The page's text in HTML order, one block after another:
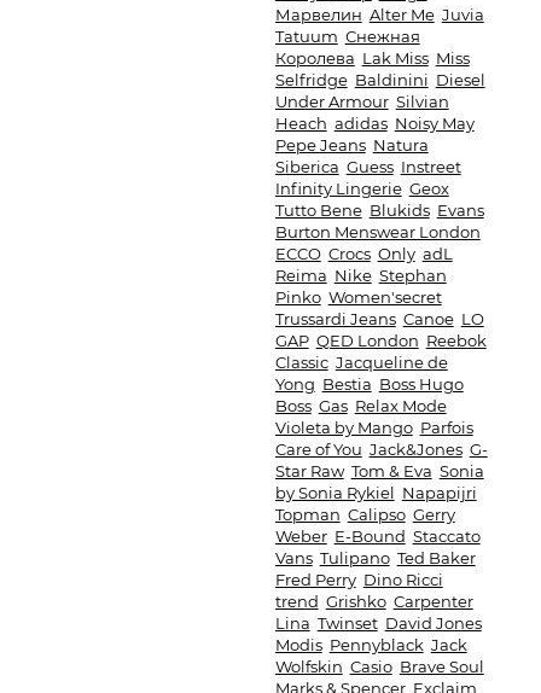
Марвелин Alter Me Juvia
Tatuum Снежная
Королева Lak Miss Miss
Selfridge Baldinini Diesel
Under Armour Silvian
Heach adidas Noisy May
Pepe Jeans Natura
Siberica Guess Instreet
Infinity Lingerie Geox
Tutto Bene Blukids Evans
Burton Menswear London
ECCO Crocs Only adL
Reima Nike Stephan
Pinko Women'secret
Trussardi Jeans Canoe LO
GAP QED London Reebok
Classic Jacqueline de
Yong Bestia Boss Hugo
Boss Gas Relax Mode
Violeta by Mango Parfois
Care of You Jack&Jones G-
Star Raw
Tom & Eva Sonia
by Sonia Rykiel Napapijri
Topman Calipso Gerry
Weber E-Bound Staccato
Vans Tulipano Ted Baker
Fred Perry Dino Ricci
trend Grishko Carpenter
Lina Twinset David Jones
Modis Pennyblack Jack
Wolfskin Casio Brave Soul
Marks & Spencer Exclaim